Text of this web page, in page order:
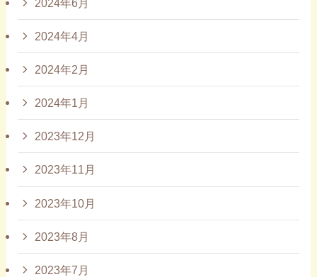
2024年4月
2024年2月
2024年1月
2023年12月
2023年11月
2023年10月
2023年8月
2023年7月